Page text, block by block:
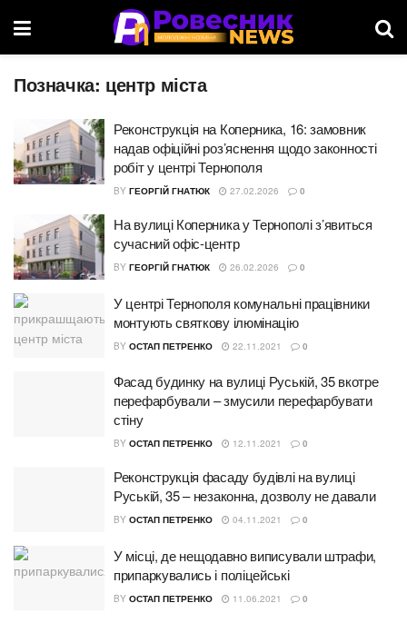
Позначка: центр міста
Реконструкція на Коперника, 16: замовник
надав офіційні роз’яснення щодо законності
робіт у центрі Тернополя
BY ГЕОРГІЙ ГНАТЮК 27.02.2026 0
На вулиці Коперника у Тернополі з’явиться
сучасний офіс-центр
BY ГЕОРГІЙ ГНАТЮК 26.02.2026 0
У центрі Тернополя комунальні працівники
монтують святкову ілюмінацію
BY ОСТАП ПЕТРЕНКО 22.11.2021 0
Фасад будинку на вулиці Руській, 35 вкотре
перефарбували – змусили перефарбувати
стіну
BY ОСТАП ПЕТРЕНКО 12.11.2021 0
Реконструкція фасаду будівлі на вулиці
Руській, 35 – незаконна, дозволу не давали
BY ОСТАП ПЕТРЕНКО 04.11.2021 0
У місці, де нещодавно виписували штрафи,
припаркувались і поліцейські
BY ОСТАП ПЕТРЕНКО 11.06.2021 0